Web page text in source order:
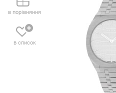
в порівняння
в список